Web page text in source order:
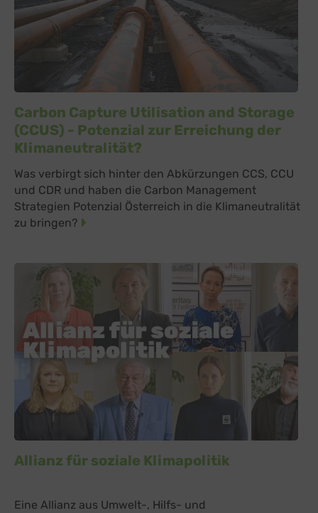
Carbon Capture Utilisation and Storage
(CCUS) - Potenzial zur Erreichung der
Klimaneutralität?
Was verbirgt sich hinter den Abkürzungen CCS, CCU
und CDR und haben die Carbon Management
Strategien Potenzial Österreich in die Klimaneutralität
zu bringen?
Allianz für soziale Klimapolitik
Eine Allianz aus Umwelt-, Hilfs- und